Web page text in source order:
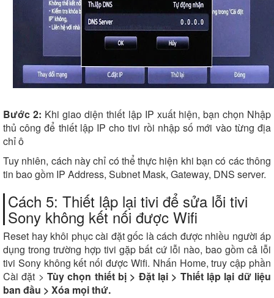
Bước 2: Khi giao diện thiết lập IP xuất hiện, bạn chọn Nhập
thủ công để thiết lập IP cho tivi rồi nhập số mới vào từng địa
chỉ ô
Tuy nhiên, cách này chỉ có thể thực hiện khi bạn có các thông
tin bao gồm IP Address, Subnet Mask, Gateway, DNS server.
Cách 5: Thiết lập lại tivi để sửa lỗi tivi
Sony không kết nối được Wifi
Reset hay khôi phục cài đặt gốc là cách được nhiều người áp
dụng trong trường hợp tivi gặp bất cứ lỗi nào, bao gồm cả lỗi
tivi Sony không kết nối được Wifi. Nhấn Home, truy cập phần
Cài đặt > Tùy chọn thiết bị > Đặt lại > Thiết lập lại dữ liệu
ban đầu > Xóa mọi thứ.